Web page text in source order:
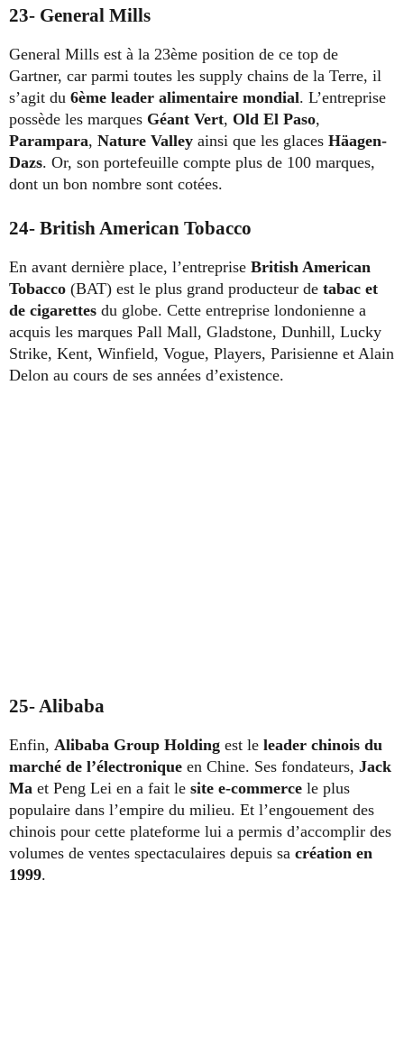
23- General Mills
General Mills est à la 23ème position de ce top de
Gartner, car parmi toutes les supply chains de la Terre, il
s’agit du 6ème leader alimentaire mondial. L’entreprise
possède les marques Géant Vert, Old El Paso,
Parampara, Nature Valley ainsi que les glaces Häagen-
Dazs. Or, son portefeuille compte plus de 100 marques,
dont un bon nombre sont cotées.
24- British American Tobacco
En avant dernière place, l’entreprise British American
Tobacco (BAT) est le plus grand producteur de tabac et
de cigarettes du globe. Cette entreprise londonienne a
acquis les marques Pall Mall, Gladstone, Dunhill, Lucky
Strike, Kent, Winfield, Vogue, Players, Parisienne et Alain
Delon au cours de ses années d’existence.
25- Alibaba
Enfin, Alibaba Group Holding est le leader chinois du
marché de l’électronique en Chine. Ses fondateurs, Jack
Ma et Peng Lei en a fait le site e-commerce le plus
populaire dans l’empire du milieu. Et l’engouement des
chinois pour cette plateforme lui a permis d’accomplir des
volumes de ventes spectaculaires depuis sa création en
1999.